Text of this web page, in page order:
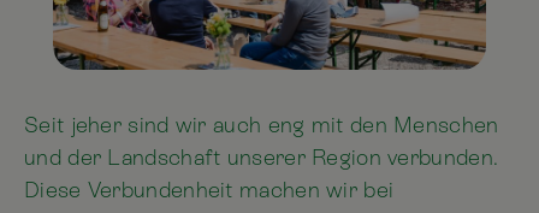
Seit jeher sind wir auch eng mit den Menschen
und der Landschaft unserer Region verbunden.
Diese Verbundenheit machen wir bei